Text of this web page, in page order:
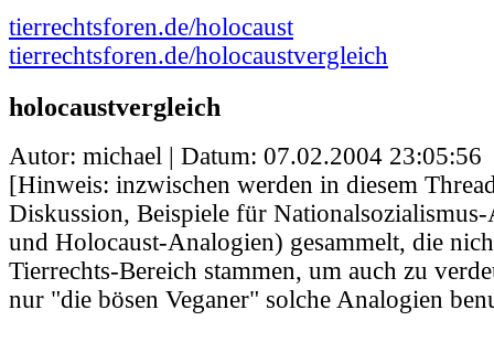
tierrechtsforen.de/holocaust
tierrechtsforen.de/holocaustvergleich
holocaustvergleich
Autor: michael | Datum: 07.02.2004 23:05:56
[Hinweis: inzwischen werden in diesem
Diskussion, Beispiele für
und Holocaust-Analogien) gesammelt, die
Tierrechts-Bereich stammen, um auch zu
nur "die bösen Veganer" solche Analogien